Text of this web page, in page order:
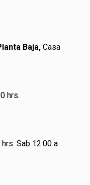
Baja, Casa
hrs.
Sab 12:00 a